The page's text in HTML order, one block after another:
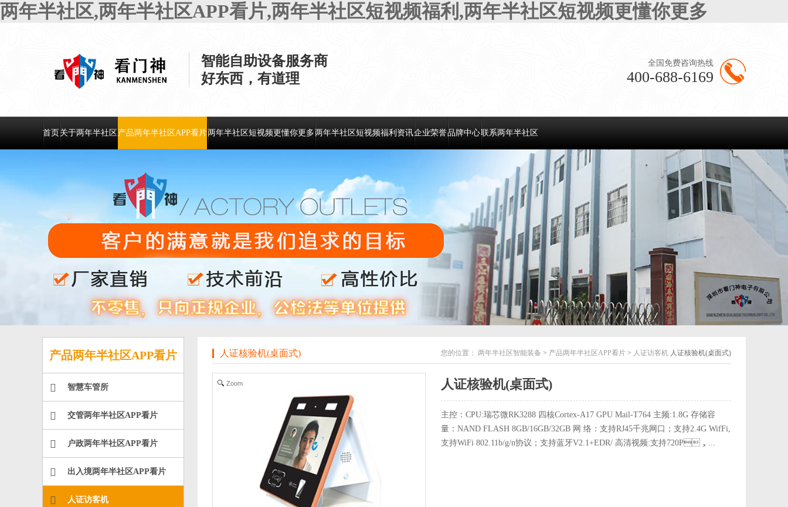
两年半社区,两年半社区APP看片,两年半社区短视频福利,两年半社区短视频更懂你更多
智能自助设备服务商
好东西，有道理
全国免费咨询热线
400-688-6169
首页关于两年半社区 产品两年半社区APP看片两年半社区短视频更懂你更多 两年半社区短视频福利资讯企业荣誉品牌中心联系两年半社区
产品两年半社区APP看片
智慧车管所
交管两年半社区APP看片
户政两年半社区APP看片
出入境两年半社区APP看片
人证访客机
人证核验机(桌面式) 您的位置： 两年半社区智能装备 > 产品两年半社区APP看片 > 人证访客机 人证核验机(桌面式)
Zoom 人证核验机(桌面式)
主控：CPU:瑞芯微RK3288 四核Cortex-A17 GPU Mail-T764 主频:1.8G 存储容
量：NAND FLASH 8GB/16GB/32GB 网 络：支持RJ45千兆网口；支持2.4G WifFi,
支持WiFi 802.11b/g/n协议；支持蓝牙V2.1+EDR/ 高清视频:支持720P，...